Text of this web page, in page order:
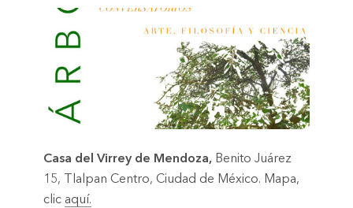
Casa del Virrey de Mendoza, Benito Juárez
15, Tlalpan Centro, Ciudad de México. Mapa,
clic aquí.